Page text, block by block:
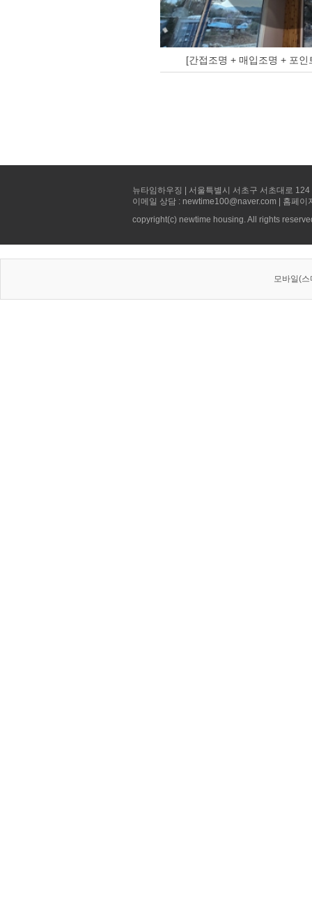
[간접조명 + 매입조명 + 포
뉴타임하우징 | 서울특별시 서초구 서초대로
이메일 상담 : newtime100@naver.com | 홈페
copyright(c) newtime housing. All rights
모바일(